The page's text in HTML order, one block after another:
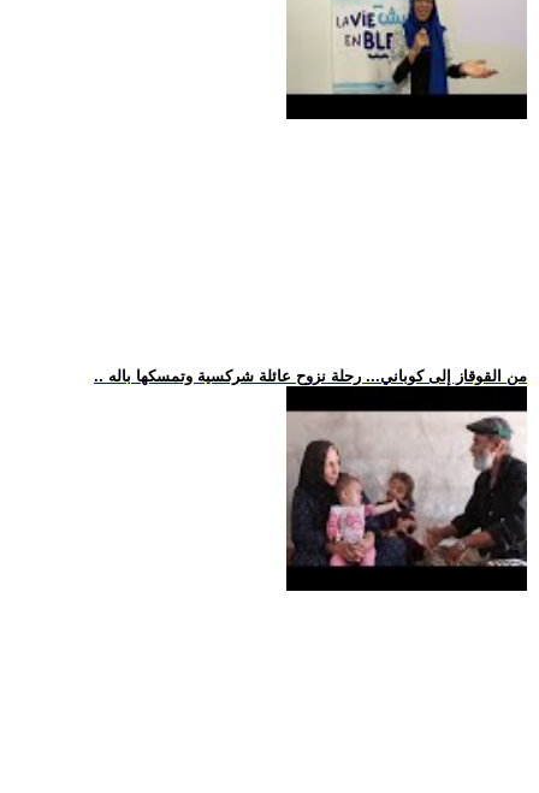
.. من القوقاز إلى كوباني... رحلة نزوح عائلة شركسية وتمسكها باله